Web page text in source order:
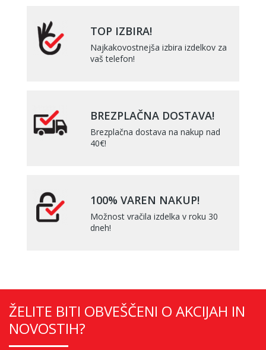
TOP IZBIRA!
Najkakovostnejša izbira izdelkov za
vaš telefon!
BREZPLAČNA DOSTAVA!
Brezplačna dostava na nakup nad
40€!
100% VAREN NAKUP!
Možnost vračila izdelka v roku 30
dneh!
ŽELITE BITI OBVEŠČENI O AKCIJAH IN
NOVOSTIH?